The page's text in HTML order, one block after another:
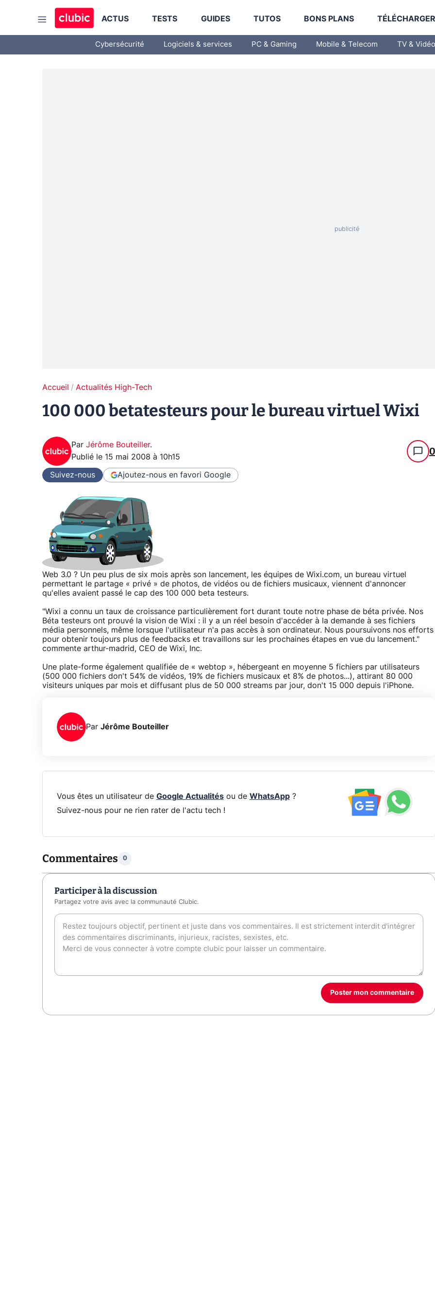
ACTUS TESTS GUIDES TUTOS BONS PLANS
Cybersécurité Logiciels & services PC & Gaming Mobile & Telecom TV & Vidéo
Accueil Actualités High-Tech
100 000 betatesteurs pour le bureau virtuel Wixi
Par Jérôme Bouteiller.
Publié le 15 mai 2008 à 10h15 0
Suivez-nous Ajoutez-nous en favori Google
Web 3.0 ? Un peu plus de six mois après son lancement, les équipes de Wixi.com, un bureau virtuel
permettant le partage « privé » de photos, de vidéos ou de fichiers musicaux, viennent d'annoncer
qu'elles avaient passé le cap des 100 000 beta testeurs.
"Wixi a connu un taux de croissance particulièrement fort durant toute notre phase de béta privée. Nos
Béta testeurs ont prouvé la vision de Wixi : il y a un réel besoin d'accéder à la demande à ses fichiers
média personnels, même lorsque l'utilisateur n'a pas accès à son ordinateur. Nous poursuivons nos efforts
pour obtenir toujours plus de feedbacks et travaillons sur les prochaines étapes en vue du lancement."
commente arthur-madrid, CEO de Wixi, Inc.
Une plate-forme également qualifiée de « webtop », hébergeant en moyenne 5 fichiers par utilisateurs
(500 000 fichiers don't 54% de vidéos, 19% de fichiers musicaux et 8% de photos...), attirant 80 000
visiteurs uniques par mois et diffusant plus de 50 000 streams par jour, don't 15 000 depuis l'iPhone.
Par Jérôme Bouteiller
Vous êtes un utilisateur de Google Actualitésou de WhatsApp?
Suivez-nous pour ne rien rater de l'actu tech !
Commentaires 0
Participer à la discussion
Partagez votre avis avec la communauté Clubic.
Poster mon commentaire